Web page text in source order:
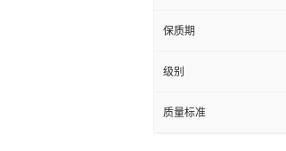
保质期
级别
质量标准